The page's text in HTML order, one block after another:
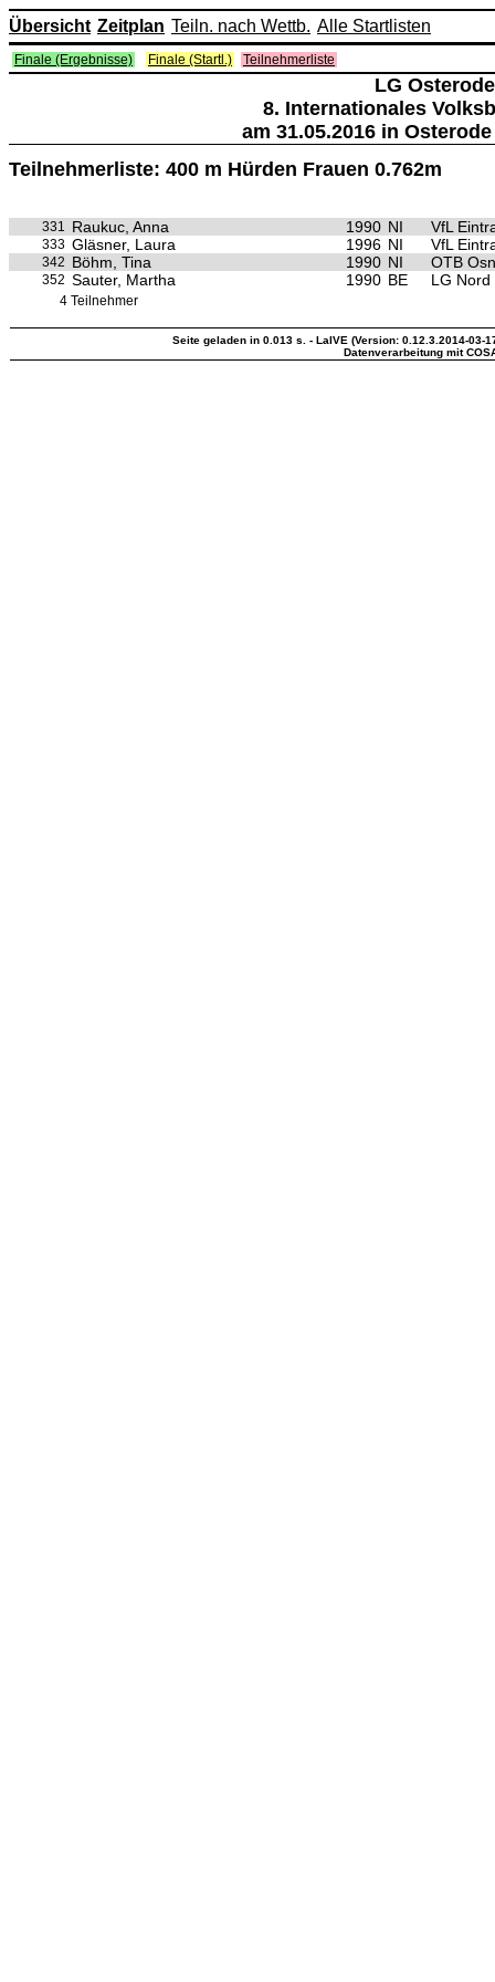
Übersicht Zeitplan Teiln. nach Wettb. Alle Startlisten
Finale (Ergebnisse) Finale (Startl.) Teilnehmerliste
LG Osterode
8. Internationales
am 31.05.2016 in
Teilnehmerliste: 400 m Hürden Frauen 0.762m
331 Raukuc, Anna 1990 NI VfL
333 Gläsner, Laura 1996 NI VfL
342 Böhm, Tina 1990 NI OTB
352 Sauter, Martha 1990 BE LG Nord
4 Teilnehmer
Seite geladen in 0.013 s. - LaIVE (Version: 0.12.3.2014-03-
Datenverarbeitung mit